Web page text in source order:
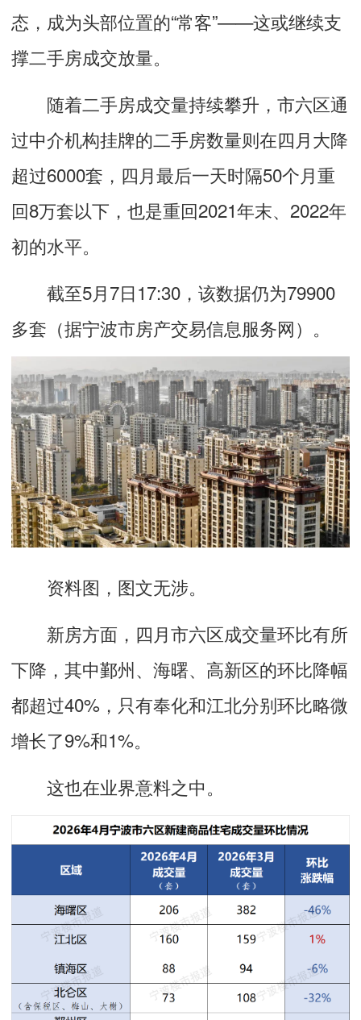
态，成为头部位置的“常客”——这或继续支
撑二手房成交放量。
随着二手房成交量持续攀升，市六区通
过中介机构挂牌的二手房数量则在四月大降
超过6000套，四月最后一天时隔50个月重
回8万套以下，也是重回2021年末、2022年
初的水平。
截至5月7日17:30，该数据仍为79900
多套（据宁波市房产交易信息服务网）。
资料图，图文无涉。
新房方面，四月市六区成交量环比有所
下降，其中鄞州、海曙、高新区的环比降幅
都超过40%，只有奉化和江北分别环比略微
增长了9%和1%。
这也在业界意料之中。